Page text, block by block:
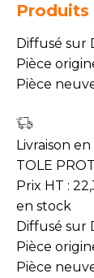
Produits
Diffusé sur
Pièce
Pièce
Livraison
TOLE
Prix HT :
en stock
Diffusé sur
Pièce
Pièce